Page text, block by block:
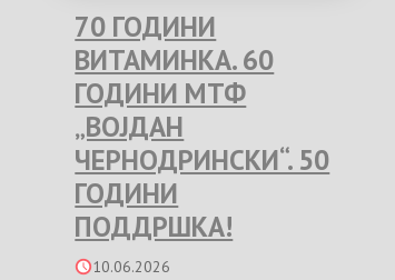
70 ГОДИНИ
ВИТАМИНКА. 60
ГОДИНИ МТФ
„ВОЈДАН
ЧЕРНОДРИНСКИ“. 50
ГОДИНИ
ПОДДРШКА!
10.06.2026